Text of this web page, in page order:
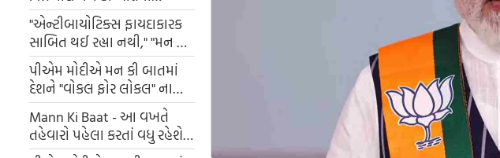
છેતરપિંડી કરનારાઓથી બચવા
માટે ટિપ્સ આપે છે
"એન્ટીબાયોટિક્સ ફાયદાકારક
સાબિત થઈ રહ્યા નથી," "મન કી
બાત" માં પીએમ મોદીએ શું કહ્યું
તે વાંચો
પીએમ મોદીએ મન કી બાતમાં
દેશને "વોકલ ફોર લોકલ" ના
મંત્રની યાદ અપાવી. જાણો કે
તેમણે આ સમજાવવા માટે કયા
ઉદાહરણનો ઉપયોગ કર્યો હતો.
Mann Ki Baat - આ વખતે
તહેવારો પહેલા કરતાં વધુ રહેશે,
એમ મન કી બાત કાર્યક્રમમાં